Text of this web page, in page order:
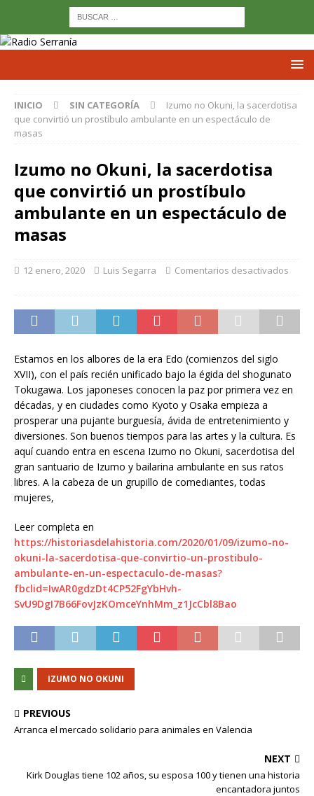
INICIO SIN CATEGORÍA
Izumo no Okuni, la sacerdotisa
que convirtió un prostíbulo ambulante en un espectáculo de
masas
Izumo no Okuni, la sacerdotisa
que convirtió un prostíbulo
ambulante en un espectáculo de
masas
12 enero, 2020 Luis Segarra Comentarios desactivados
Estamos en los albores de la era Edo (comienzos del siglo
XVII), con el país recién unificado bajo la égida del shogunato
Tokugawa. Los japoneses conocen la paz por primera vez en
décadas, y en ciudades como Kyoto y Osaka empieza a
prosperar una pujante burguesía, ávida de entretenimiento y
diversiones. Son buenos tiempos para las artes y la cultura. Es
aquí cuando entra en escena Izumo no Okuni, sacerdotisa del
gran santuario de Izumo y bailarina ambulante en sus ratos
libres. A la cabeza de un grupillo de comediantes, todas
mujeres,
Leer completa en
https://historiasdelahistoria.com/2020/01/09/izumo-no-
okuni-la-sacerdotisa-que-convirtio-un-prostibulo-
ambulante-en-un-espectaculo-de-masas?
fbclid=IwAR0gdzDt4CP52FgYbHvh-
SvU9DgI7B66FovJzKOmceYnhMm_z1JcCbl8Bao
IZUMO NO OKUNI
PREVIOUS
Arranca el mercado solidario para animales en Valencia
NEXT
Kirk Douglas tiene 102 años, su esposa 100 y tienen una historia
encantadora juntos